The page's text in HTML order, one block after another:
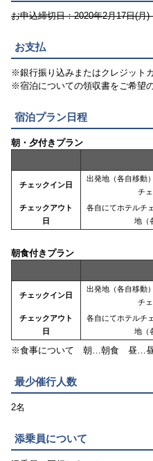
お申込締切日：2020年2月17日(月)
お支払
※銀行振り込みまたはクレジット
※宿泊についての領収書をご希望
宿泊プラン日程
朝・夕付きプラン
チェックイン日
出発地（各自移動
チ
チェックアウト
日
各自にてホテルチ
地（
朝食付きプラン
チェックイン日
出発地（各自移動
チ
チェックアウト
日
各自にてホテルチ
地（
※食事について 朝…朝食 昼…
最少催行人数
2名
添乗員について